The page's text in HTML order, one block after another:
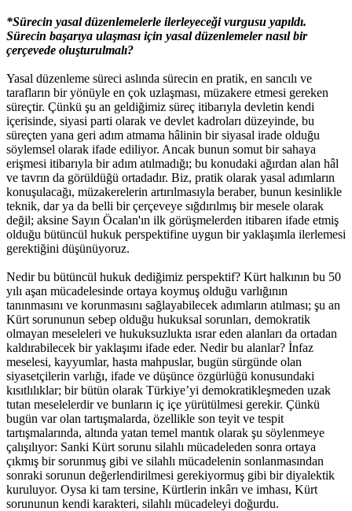
*Sürecin yasal düzenlemelerle ilerleyeceği vurgusu yapıldı.
Sürecin başarıya ulaşması için yasal düzenlemeler nasıl bir
çerçevede oluşturulmalı?
Yasal düzenleme süreci aslında sürecin en pratik, en sancılı ve
tarafların bir yönüyle en çok uzlaşması, müzakere etmesi gereken
süreçtir. Çünkü şu an geldiğimiz süreç itibarıyla devletin kendi
içerisinde, siyasi parti olarak ve devlet kadroları düzeyinde, bu
süreçten yana geri adım atmama hâlinin bir siyasal irade olduğu
söylemsel olarak ifade ediliyor. Ancak bunun somut bir sahaya
erişmesi itibarıyla bir adım atılmadığı; bu konudaki ağırdan alan hâl
ve tavrın da görüldüğü ortadadır. Biz, pratik olarak yasal adımların
konuşulacağı, müzakerelerin artırılmasıyla beraber, bunun kesinlikle
teknik, dar ya da belli bir çerçeveye sığdırılmış bir mesele olarak
değil; aksine Sayın Öcalan'ın ilk görüşmelerden itibaren ifade etmiş
olduğu bütüncül hukuk perspektifine uygun bir yaklaşımla ilerlemesi
gerektiğini düşünüyoruz.
Nedir bu bütüncül hukuk dediğimiz perspektif? Kürt halkının bu 50
yılı aşan mücadelesinde ortaya koymuş olduğu varlığının
tanınmasını ve korunmasını sağlayabilecek adımların atılması; şu an
Kürt sorununun sebep olduğu hukuksal sorunları, demokratik
olmayan meseleleri ve hukuksuzlukta ısrar eden alanları da ortadan
kaldırabilecek bir yaklaşımı ifade eder. Nedir bu alanlar? İnfaz
meselesi, kayyumlar, hasta mahpuslar, bugün sürgünde olan
siyasetçilerin varlığı, ifade ve düşünce özgürlüğü konusundaki
kısıtlılıklar; bir bütün olarak Türkiye’yi demokratikleşmeden uzak
tutan meselelerdir ve bunların iç içe yürütülmesi gerekir. Çünkü
bugün var olan tartışmalarda, özellikle son teyit ve tespit
tartışmalarında, altında yatan temel mantık olarak şu söylenmeye
çalışılıyor: Sanki Kürt sorunu silahlı mücadeleden sonra ortaya
çıkmış bir sorunmuş gibi ve silahlı mücadelenin sonlanmasından
sonraki sorunun değerlendirilmesi gerekiyormuş gibi bir diyalektik
kuruluyor. Oysa ki tam tersine, Kürtlerin inkârı ve imhası, Kürt
sorununun kendi karakteri, silahlı mücadeleyi doğurdu.